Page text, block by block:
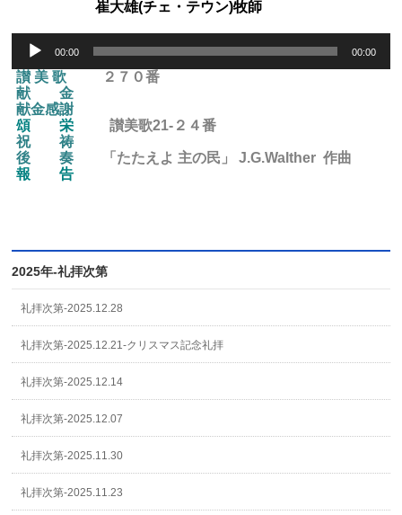
崔大雄(チェ・テウン)牧師
Audio
Player
00:00 00:00
讃 美 歌
２７０番
献 金
献金感謝
頌 栄讃美歌21-２４番
祝 祷
後
奏 「たたえよ 主の民」 J.G.Walther 作曲
報 告
2025年-礼拝次第
礼拝次第-2025.12.28
礼拝次第-2025.12.21-クリスマス記念礼拝
礼拝次第-2025.12.14
礼拝次第-2025.12.07
礼拝次第-2025.11.30
礼拝次第-2025.11.23